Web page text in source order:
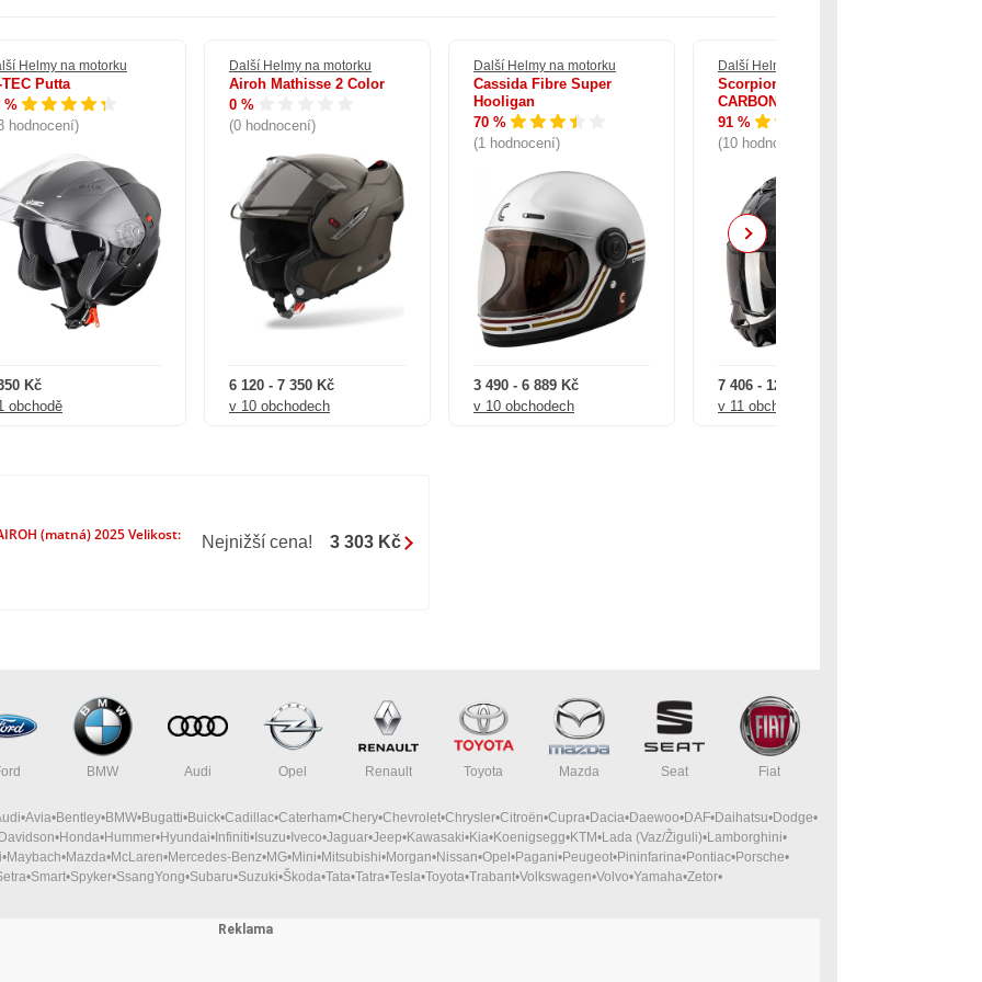
Helmy na motorku
TEC Putta
%
hodnocení)
Kč
obchodě
Další Helmy na motorku
Airoh Mathisse 2 Color
0 %
(0 hodnocení)
6 120 - 7 350 Kč
v 10 obchodech
Další Helmy na motorku
Cassida Fibre Super
Hooligan
70 %
(1 hodnocení)
3 490 - 6 889 Kč
v 10 obchodech
Další Helmy na motorku
Scorpion EXO-TECH EVO
CARBON
91 %
(10 hodnocení)
7 406 - 12 999 Kč
v 11 obchodech
Next
(matná) 2025 Velikost:
Nejnižší cena! 3 303 Kč
BMW Audi Opel Renault Toyota Mazda Seat Fiat
Avia Bentley BMW Bugatti Buick Cadillac Caterham Chery Chevrolet Chrysler Citroën Cupra Dacia Daewoo DAF Daihatsu Dodge
Honda Hummer Hyundai Infiniti Isuzu Iveco Jaguar Jeep Kawasaki Kia Koenigsegg KTM Lada (Vaz/Žiguli) Lamborghini
Maybach Mazda McLaren Mercedes-Benz MG Mini Mitsubishi Morgan Nissan Opel Pagani Peugeot Pininfarina Pontiac Porsche
Smart Spyker SsangYong Subaru Suzuki Škoda Tata Tatra Tesla Toyota Trabant Volkswagen Volvo Yamaha Zetor